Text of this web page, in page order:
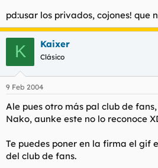
pd:usar los privados, cojones! que
K Kaixer
Clásico
9 Feb 2004
Ale pues otro más pal club de
Nako, aunke este no lo reconoce
Te puedes poner en la firma el gif
del club de fans.